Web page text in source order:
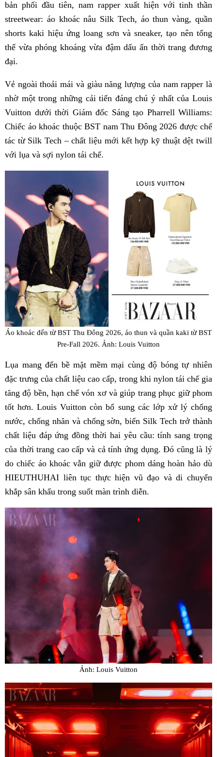
bản phối đầu tiên, nam rapper xuất hiện với tinh thần
streetwear: áo khoác nâu Silk Tech, áo thun vàng, quần
shorts kaki hiệu ứng loang sơn và sneaker, tạo nên tổng
thể vừa phóng khoáng vừa đậm dấu ấn thời trang đương
đại.
Vẻ ngoài thoải mái và giàu năng lượng của nam rapper là
nhờ một trong những cải tiến đáng chú ý nhất của Louis
Vuitton dưới thời Giám đốc Sáng tạo Pharrell Williams:
Chiếc áo khoác thuộc BST nam Thu Đông 2026 được chế
tác từ Silk Tech – chất liệu mới kết hợp kỹ thuật dệt twill
với lụa và sợi nylon tái chế.
Áo khoác đến từ BST Thu Đông 2026, áo thun và quần kaki từ BST
Pre-Fall 2026. Ảnh: Louis Vuitton
Lụa mang đến bề mặt mềm mại cùng độ bóng tự nhiên
đặc trưng của chất liệu cao cấp, trong khi nylon tái chế gia
tăng độ bền, hạn chế vón xơ và giúp trang phục giữ phom
tốt hơn. Louis Vuitton còn bổ sung các lớp xử lý chống
nước, chống nhăn và chống sờn, biến Silk Tech trở thành
chất liệu đáp ứng đồng thời hai yêu cầu: tính sang trọng
của thời trang cao cấp và cả tính ứng dụng. Đó cũng là lý
do chiếc áo khoác vẫn giữ được phom dáng hoàn hảo dù
HIEUTHUHAI liên tục thực hiện vũ đạo và di chuyển
khắp sân khấu trong suốt màn trình diễn.
Ảnh: Louis Vuitton